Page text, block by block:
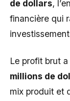
de dollars,
financière qui
Le profit brut
millions de
mix produit et